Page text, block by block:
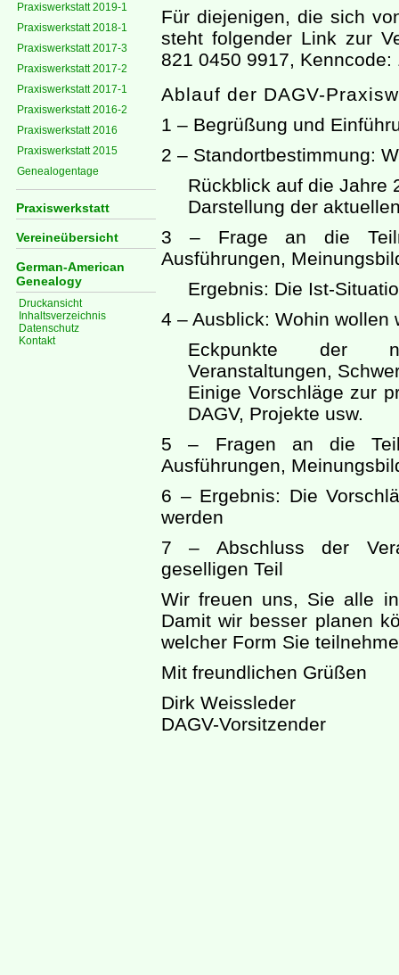
Praxiswerkstatt 2019-1
Praxiswerkstatt 2018-1
Praxiswerkstatt 2017-3
Praxiswerkstatt 2017-2
Praxiswerkstatt 2017-1
Praxiswerkstatt 2016-2
Praxiswerkstatt 2016
Praxiswerkstatt 2015
Genealogentage
Praxiswerkstatt
Vereineübersicht
German-American
Genealogy
Druckansicht
Inhaltsverzeichnis
Datenschutz
Kontakt
Für diejenigen, die sich
steht folgender Link zur
821 0450 9917, Kenncode:
Ablauf der DAGV-
1 – Begrüßung und
2 – Standortbestimmung:
Rückblick auf die Jahre
Darstellung der
3 – Frage an die
Ausführungen,
Ergebnis: Die Ist-
4 – Ausblick: Wohin wollen
Eckpunkte der
Veranstaltungen,
Einige Vorschläge zur
DAGV, Projekte usw.
5 – Fragen an die
Ausführungen,
6 – Ergebnis: Die
werden
7 – Abschluss der
geselligen Teil
Wir freuen uns, Sie alle
Damit wir besser planen
welcher Form Sie
Mit freundlichen Grüßen
Dirk Weissleder
DAGV-Vorsitzender